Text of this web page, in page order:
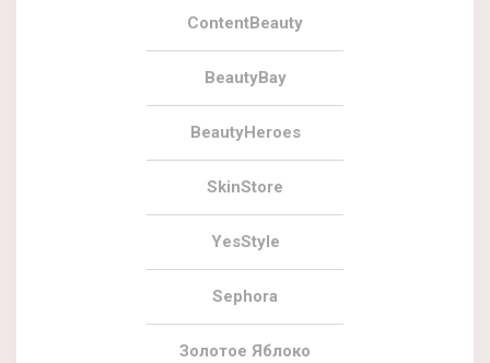
ContentBeauty
BeautyBay
BeautyHeroes
SkinStore
YesStyle
Sephora
Золотое Яблоко